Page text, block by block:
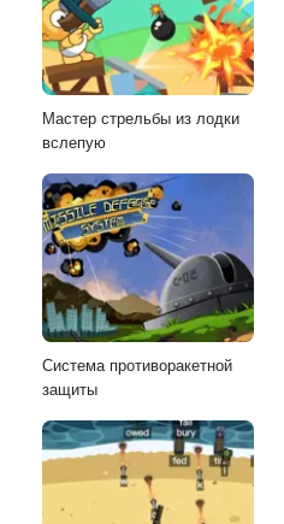
Мастер стрельбы из лодки
вслепую
Система противоракетной
защиты